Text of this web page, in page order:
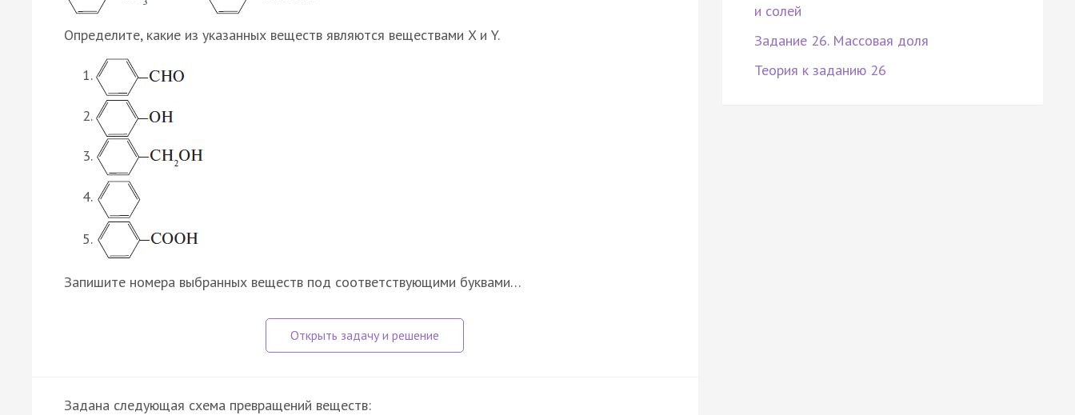
Определите, какие из указанных веществ являются веществами X и Y.
Запишите номера выбранных веществ под соответствующими буквами…
Задана следующая схема превращений веществ:
и солей
Задание 26. Массовая доля
Теория к заданию 26